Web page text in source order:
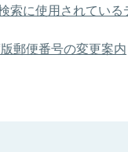
索に使用されている
郵便番号の変更案内